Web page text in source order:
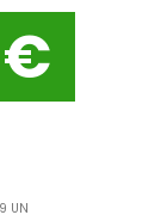
UN